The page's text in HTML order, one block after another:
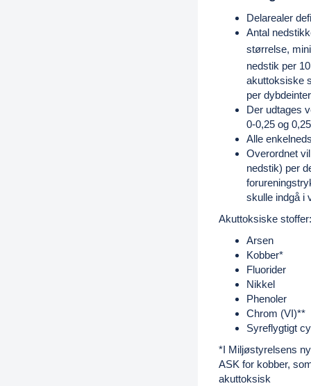
Delarealer
Antal
størrelse,
nedstik per
akuttoksiske
per
Der udtages
0-0,25 og
Alle
Overordnet
nedstik) per
skulle indgå i
Akuttoksiske stoffer:
Arsen
Kobber*
Fluorider
Nikkel
Phenoler
Chrom (VI)**
Syreflygtigt
*I Miljøstyrelsens
ASK for kobber,
akuttoksisk